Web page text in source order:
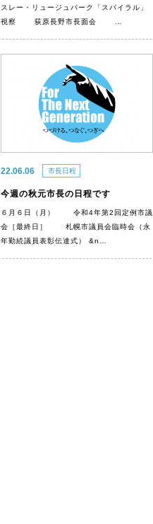
スレー・リュージュパーク「スパイラル」
視察 荻原長野市長面会 …
22.06.06 市長日程
今週の秋元市長の日程です
６月６日（月） 令和4年第2回定例市議
会［最終日］ 札幌市議員会臨時会（永
年勤続議員表彰伝達式） &n…